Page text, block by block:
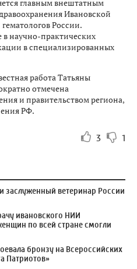
главным внештатным
Ивановской
России.
научно-практических
в специализированных
работа Татьяны
отмечена
и правительством региона,
РФ.
3 1
заслуженный ветеринар России
ивановского НИИ
по всей стране смогли
бронзу на Всероссийских
Патриотов»